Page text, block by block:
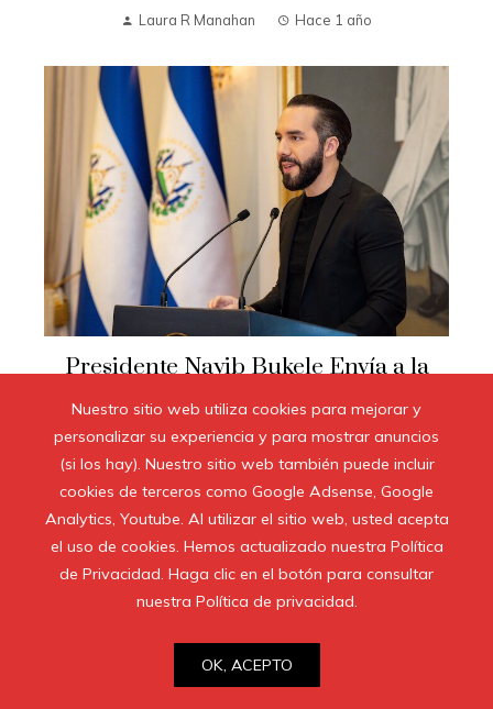
Nuestro sitio web utiliza cookies para mejorar y
personalizar su experiencia y para mostrar anuncios
(si los hay). Nuestro sitio web también puede incluir
cookies de terceros como Google Adsense, Google
Analytics, Youtube. Al utilizar el sitio web, usted acepta
el uso de cookies. Hemos actualizado nuestra Política
de Privacidad. Haga clic en el botón para consultar
nuestra Política de privacidad.
OK, ACEPTO
Laura R Manahan Hace 1 año
Presidente Nayib Bukele Envía a la
Ley Antichlerrupció
Laura R Manahan Hace 1 año